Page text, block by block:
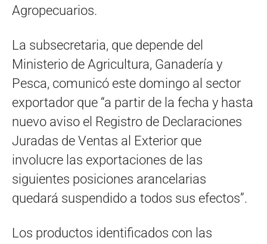
Agropecuarios.
La subsecretaria, que depende del
Ministerio de Agricultura, Ganadería y
Pesca, comunicó este domingo al sector
exportador que “a partir de la fecha y hasta
nuevo aviso el Registro de Declaraciones
Juradas de Ventas al Exterior que
involucre las exportaciones de las
siguientes posiciones arancelarias
quedará suspendido a todos sus efectos”.
Los productos identificados con las